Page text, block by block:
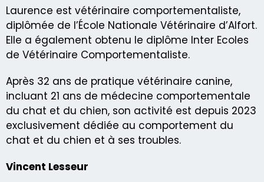
Laurence est vétérinaire comportementaliste,
diplômée de l’École Nationale Vétérinaire d’Alfort.
Elle a également obtenu le diplôme Inter Ecoles
de Vétérinaire Comportementaliste.
Après 32 ans de pratique vétérinaire canine,
incluant 21 ans de médecine comportementale
du chat et du chien, son activité est depuis 2023
exclusivement dédiée au comportement du
chat et du chien et à ses troubles.
Vincent Lesseur